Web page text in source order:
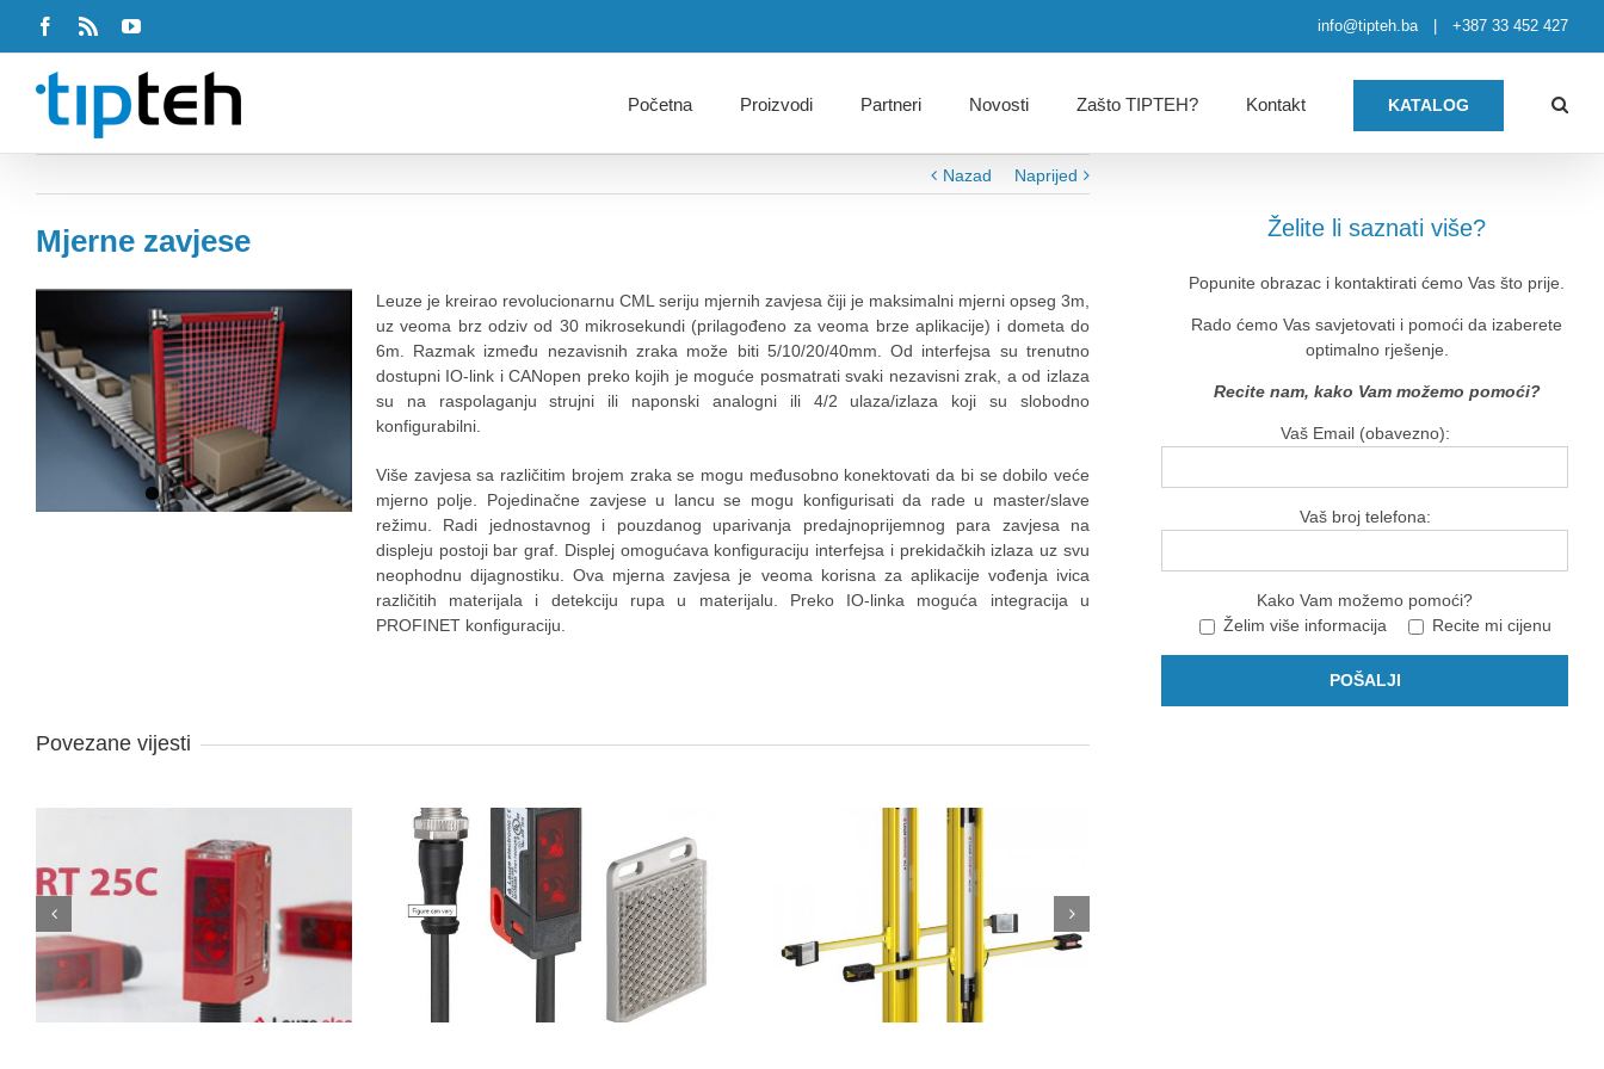
Facebook
Rss Youtube info@tipteh.ba +387 33 452 427
Početna Proizvodi Partneri Novosti Zašto TIPTEH? Kontakt KATALOG
Nazad Naprijed
Mjerne zavjese
Leuze je kreirao revolucionarnu CML seriju mjernih zavjesa čiji je maksimalni mjerni opseg 3m,
uz veoma brz odziv od 30 mikrosekundi (prilagođeno za veoma brze aplikacije) i dometa do
6m. Razmak između nezavisnih zraka može biti 5/10/20/40mm. Od interfejsa su trenutno
dostupni IO-link i CANopen preko kojih je moguće posmatrati svaki nezavisni zrak, a od izlaza
su na raspolaganju strujni ili naponski analogni ili 4/2 ulaza/izlaza koji su slobodno
konfigurabilni.
Više zavjesa sa različitim brojem zraka se mogu međusobno konektovati da bi se dobilo veće
mjerno polje. Pojedinačne zavjese u lancu se mogu konfigurisati da rade u master/slave
režimu. Radi jednostavnog i pouzdanog uparivanja predajnoprijemnog para zavjesa na
displeju postoji bar graf. Displej omogućava konfiguraciju interfejsa i prekidačkih izlaza uz svu
neophodnu dijagnostiku. Ova mjerna zavjesa je veoma korisna za aplikacije vođenja ivica
različitih materijala i detekciju rupa u materijalu. Preko IO-linka moguća integracija u
PROFINET konfiguraciju.
Povezane vijesti
Želite li saznati više?
Popunite obrazac i kontaktirati ćemo Vas što prije.
Rado ćemo Vas savjetovati i pomoći da izaberete
optimalno rješenje.
Recite nam, kako Vam možemo pomoći?
Vaš Email (obavezno):
Vaš broj telefona:
Kako Vam možemo pomoći?
Želim više informacija
Recite mi cijenu